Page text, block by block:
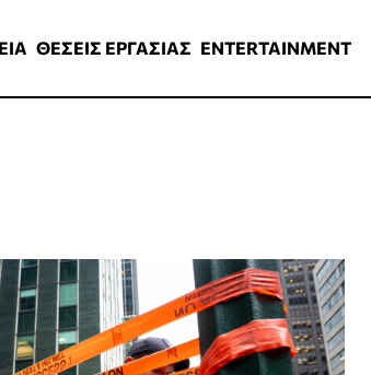
ΘΕΣΕΙΣ ΕΡΓΑΣΙΑΣ ENTERTAINMENT